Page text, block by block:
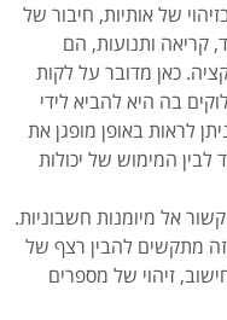
של אותיות, חיבור של
קריאה ותנועות, הם
כאן מדובר על לקות
בה היא להביא לידי
לראות באופן מופגן את
המימוש של יכולות
אל מיומנות חשבוניות.
זה מתקשים להבין רצף של
זיהוי של מספרים